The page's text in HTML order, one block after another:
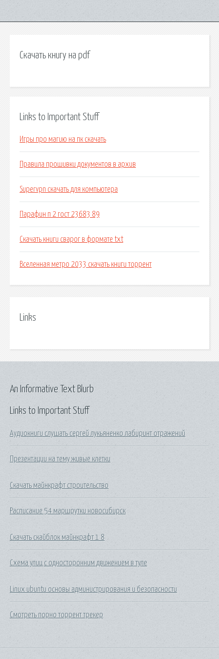
Скачать книгу на pdf
Links to Important Stuff
Игры про магию на пк скачать
Правила прошивки документов в архив
Supervpn скачать для компьютера
Парафин п 2 гост 23683 89
Скачать книги сварог в формате txt
Вселенная метро 2033 скачать книги торрент
Links
Links to Important Stuff
Аудиокниги слушать сергей лукьяненко лабиринт отражений
Презентации на тему живые клетки
Скачать майнкрафт строительство
Расписание 54 маршрутки новосибирск
Скачать скайблок майнкрафт 1 8
Схема улиц с односторонним движением в туле
Linux ubuntu основы администрирования и безопасности
Смотреть порно торрент трекер
An Informative Text Blurb